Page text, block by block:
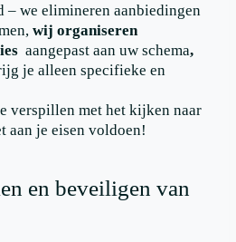
– we elimineren aanbiedingen
wij organiseren
aangepast aan uw schema,
je alleen specifieke en
verspillen met het kijken naar
aan je eisen voldoen!
en beveiligen van